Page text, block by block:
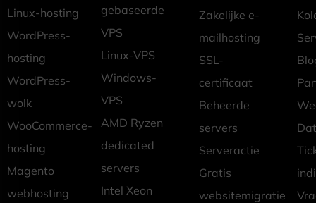
Linux-hosting
WordPress-
hosting
WordPress-
wolk
WooCommerce-
hosting
Magento
webhosting
gebaseerde
VPS
Linux-VPS
Windows-
VPS
AMD Ryzen
dedicated
servers
Intel Xeon
Zakelijke e-
mailhosting
SSL-
certificaat
Beheerde
servers
Serveractie
Gratis
websitemigratie